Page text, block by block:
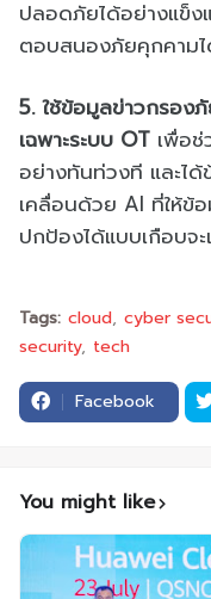
ปลอดภัยได้อย่างแข็
ตอบสนองภัยคุกคาม
5. ใช้ข้อมูลข่าวกรอง
เฉพาะระบบ OT เพื่อ
อย่างทันท่วงที และได้
เคลื่อนด้วย AI ที่ให้ข้
ปกป้องได้แบบเกือบจะ
Tags: cloud cyber
security tech
Facebook
You might like